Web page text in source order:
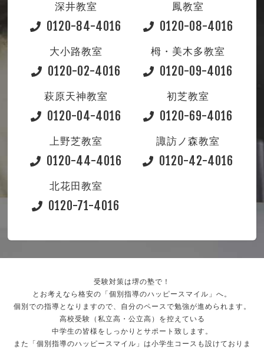
深井教室
0120-84-4016
鳳教室
0120-08-4016
大小路教室
0120-02-4016
栂・美木多教室
0120-09-4016
萩原天神教室
0120-04-4016
初芝教室
0120-69-4016
上野芝教室
0120-44-4016
諏訪ノ森教室
0120-42-4016
北花田教室
0120-71-4016
受験対策は堺の塾で！
とお考えなら格安の「個別指導のハッピースマイル」へ。
個別での指導となりますので、自分のペースで勉強が進められます。
高校受験（私立高・公立高）を控えている
中学生の皆様をしっかりとサポート致します。
また「個別指導のハッピースマイル」は小学生コースも設けておりま